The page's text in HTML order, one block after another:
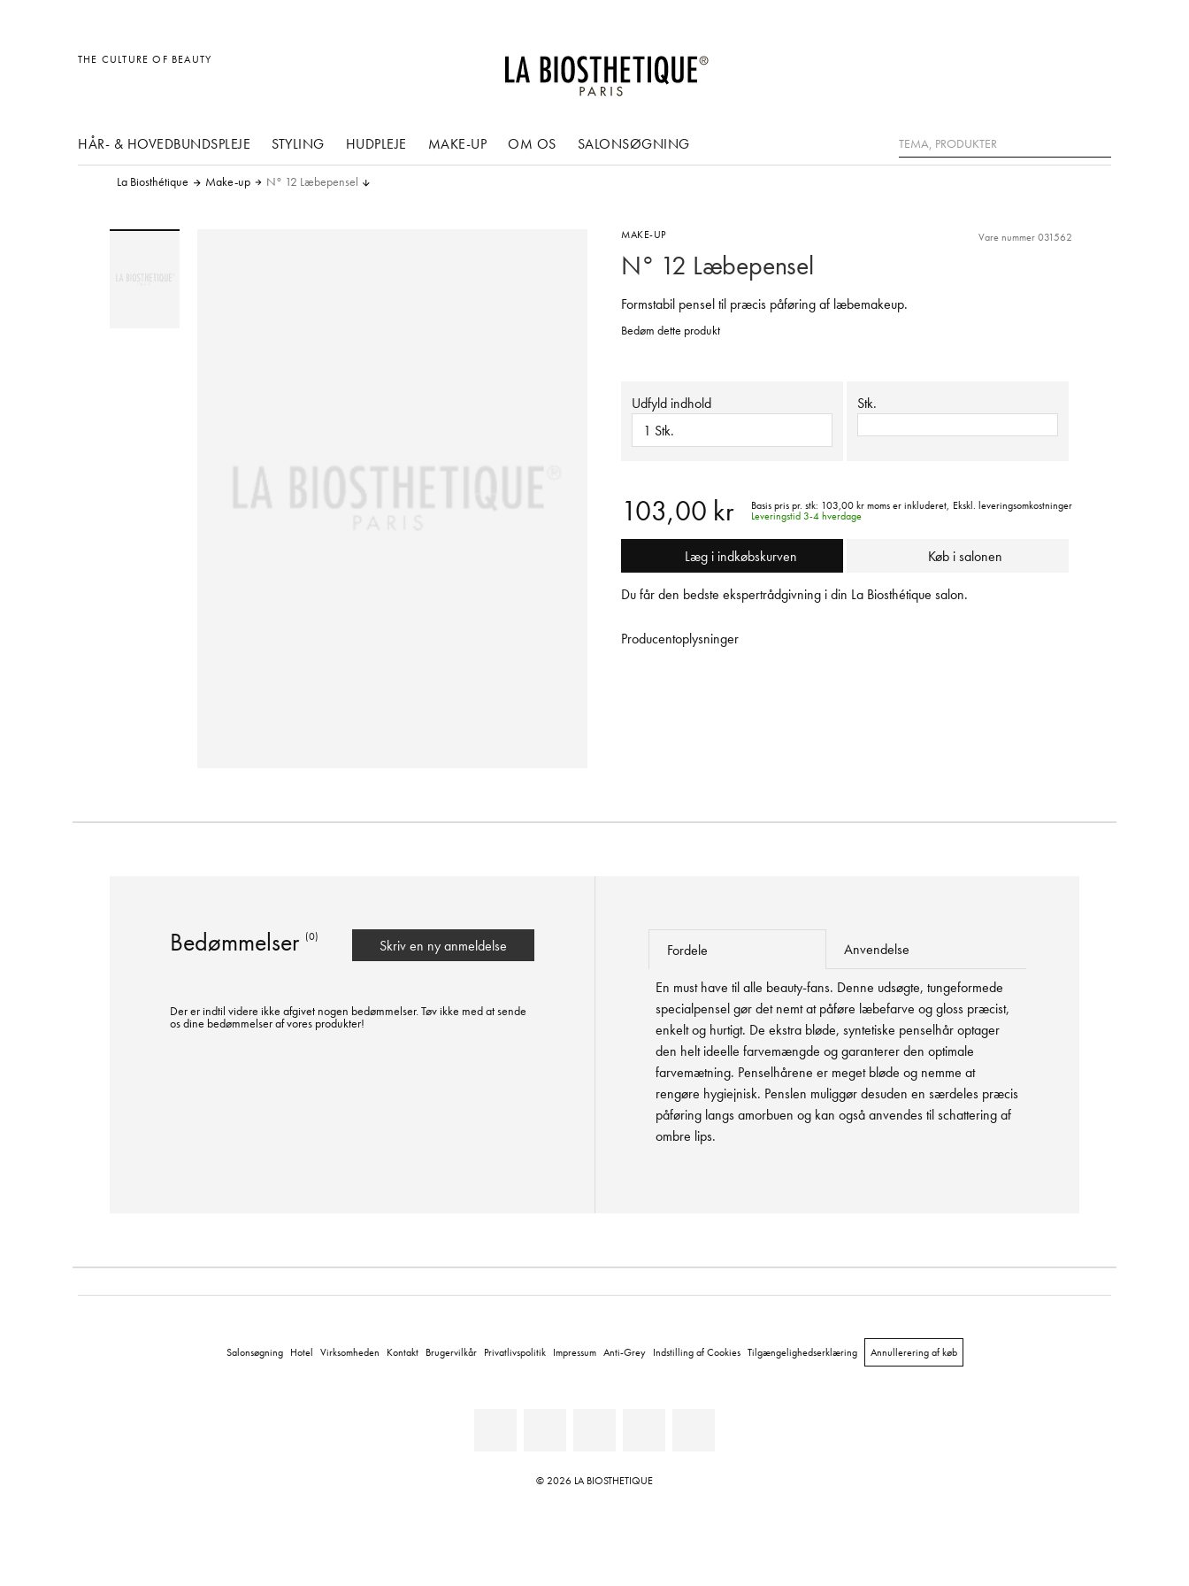
THE CULTURE OF BEAUTY
HÅR- & HOVEDBUNDSPLEJE STYLING
Diverse
HUDPLEJE MAKE-UP OM OS SALONSØGNING Søg
La Biosthétique Make-up N° 12 Læbepensel
MAKE-UP Vare nummer 031562
N° 12 Læbepensel
Formstabil pensel til præcis påføring af læbemakeup.
Bedøm dette produkt
Udfyld indhold
1 Stk.
Stk.
103,00 kr Basis pris pr. stk: 103,00 kr moms er inkluderet, Ekskl. leveringsomkostninger
Leveringstid 3-4 hverdage
Læg i indkøbskurven Køb i salonen
Du får den bedste ekspertrådgivning i din La Biosthétique salon.
Producentoplysninger
Bedømmelser (0)
Skriv en ny anmeldelse
Der er indtil videre ikke afgivet nogen bedømmelser. Tøv ikke med at sende
os dine bedømmelser af vores produkter!
Fordele Anvendelse
En must have til alle beauty-fans. Denne udsøgte, tungeformede
specialpensel gør det nemt at påføre læbefarve og gloss præcist,
enkelt og hurtigt. De ekstra bløde, syntetiske penselhår optager
den helt ideelle farvemængde og garanterer den optimale
farvemætning. Penselhårene er meget bløde og nemme at
rengøre hygiejnisk. Penslen muliggør desuden en særdeles præcis
påføring langs amorbuen og kan også anvendes til schattering af
ombre lips.
Salonsøgning Hotel Virksomheden Kontakt Brugervilkår Privatlivspolitik Impressum Anti-Grey Indstilling af Cookies Tilgængelighedserklæring Annullerering af køb
© 2026 LA BIOSTHETIQUE